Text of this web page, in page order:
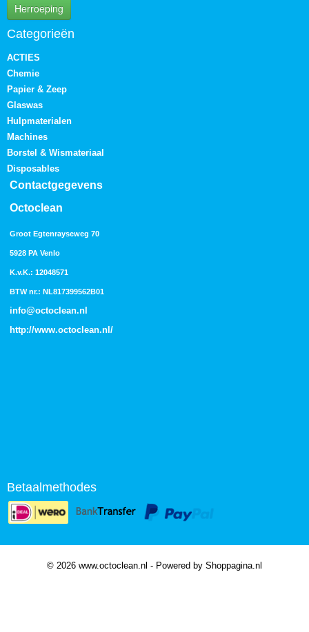
Herroeping
Categorieën
ACTIES
Chemie
Papier & Zeep
Glaswas
Hulpmaterialen
Machines
Borstel & Wismateriaal
Disposables
Contactgegevens
Octoclean
Groot Egtenrayseweg 70
5928 PA Venlo
K.v.K.: 12048571
BTW nr.: NL817399562B01
info@octoclean.nl
http://www.octoclean.nl /
Betaalmethodes
© 2026 www.octoclean.nl - Powered by Shoppagina.nl